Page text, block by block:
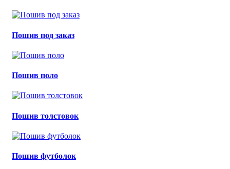
Пошив под заказ
Пошив поло
Пошив толстовок
Пошив футболок